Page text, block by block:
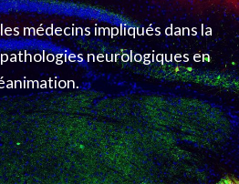
médecins impliqués dans la
neurologiques en